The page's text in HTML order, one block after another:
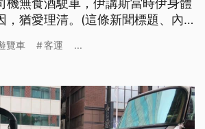
機無食酒駛車，伊講斯當時伊身體
，猶愛理清。(這條新聞標題、內
覽車 客運 ...